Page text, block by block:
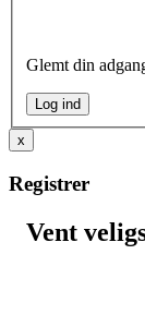
Glemt din
x
Registrer
Vent